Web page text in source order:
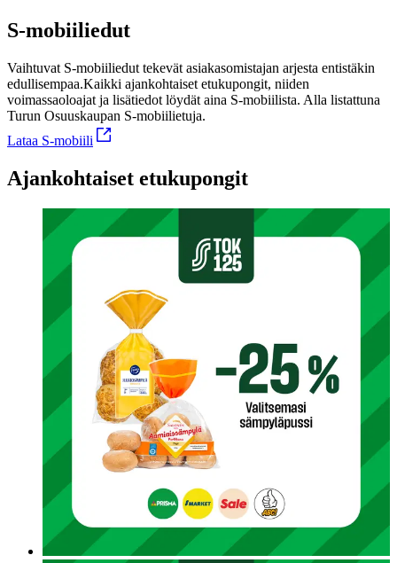
S‑mobiiliedut
Vaihtuvat S-mobiiliedut tekevät asiakasomistajan arjesta entistäkin
edullisempaa.Kaikki ajankohtaiset etukupongit, niiden
voimassaoloajat ja lisätiedot löydät aina S-mobiilista. Alla listattuna
Turun Osuuskaupan S-mobiilietuja.
Lataa S-mobiili
Ajankohtaiset etukupongit